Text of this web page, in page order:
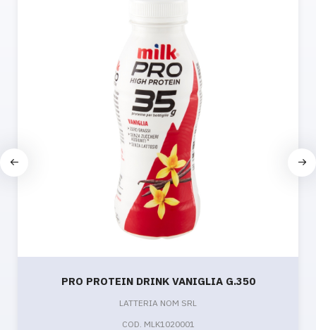
PRO PROTEIN DRINK VANIGLIA G.350
LATTERIA NOM SRL
COD. MLK1020001